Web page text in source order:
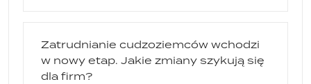
Zatrudnianie cudzoziemców wchodzi
w nowy etap. Jakie zmiany szykują się
dla firm?